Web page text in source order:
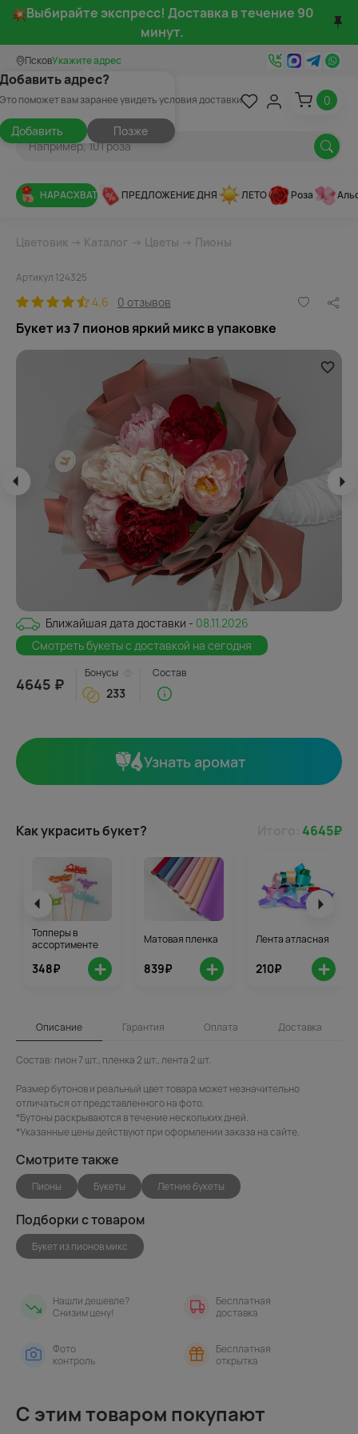
Выбирайте экспресс! Доставка в течение 90
минут.
ПсковУкажите адрес
адрес?
поможет вам заранее увидеть условия доставки
Добавить Позже
0
НАРАСХВАТ ПРЕДЛОЖЕНИЕ ДНЯ ЛЕТО Роза
Цветовик → Каталог → Цветы → Пионы
Артикул 124325
4.6 0 отзывов
Букет из 7 пионов яркий микс в упаковке
Ближайшая дата доставки - 08.11.2026
Смотреть букеты с доставкой на сегодня
4645 ₽
Бонусы
233
Состав
Узнать аромат
Как украсить букет? 4645₽
Топперы в
ассортименте
348₽ +
Матовая пленка
839₽ +
Лента атласная
210₽ +
Описание Гарантия Оплата Доставка
Состав: пион 7 шт., пленка 2 шт., лента 2 шт.
Размер бутонов и реальный цвет товара может незначительно
отличаться от представленного на фото.
*Бутоны раскрываются в течение нескольких дней.
*Указанные цены действуют при оформлении заказа на сайте.
Смотрите также
Пионы Букеты Летние букеты
Подборки с товаром
Букет из пионов микс
Нашли дешевле?
Снизим цену!
Бесплатная
доставка
Фото
контроль
Бесплатная
открытка
С этим товаром покупают